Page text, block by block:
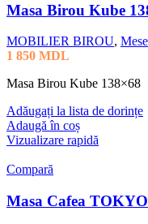
Masa Birou Kube
MOBILIER BIROU,
1 850 MDL
Masa Birou Kube 138×68
Adăugați la lista de dorințe
Adaugă în coș
Vizualizare rapidă
Compară
Masa Cafea